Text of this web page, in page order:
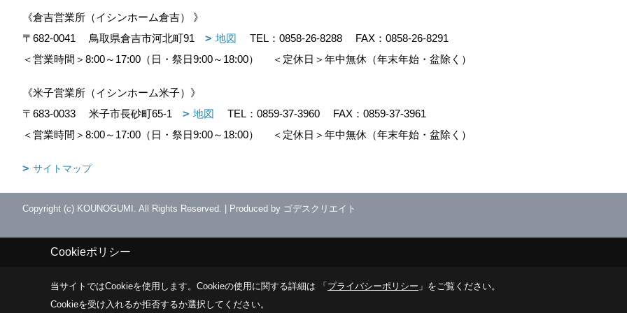
《倉吉営業所（イシンホーム倉吉） 》
〒682-0041
鳥取県倉吉市河北町91 地図 TEL： 0858-26-8288
FAX：0858-26-8291
＜営業時間＞8:00～17:00（日・祭日9:00～18:00）
＜定休日＞年中無休（年末年始・盆除く）
《米子営業所（イシンホーム米子）》
〒683-0033
米子市長砂町65-1 地図 TEL： 0859-37-3960
FAX：0859-37-3961
＜営業時間＞8:00～17:00（日・祭日9:00～18:00）
＜定休日＞年中無休（年末年始・盆除く）
サイトマップ
Copyright (c) KOUNOGUMI. All Rights Reserved. Produced by ゴデスクリエイト
Cookieポリシー
当サイトではCookieを使用します。 Cookieの使用に関する詳細は 「 プライバシーポリシー 」をご覧ください。
Cookieを受け入れるか拒否するか選択してください。